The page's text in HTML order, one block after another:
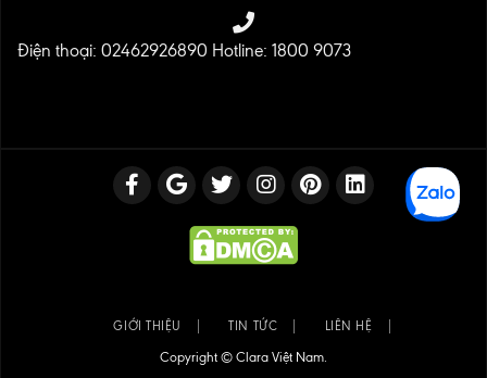
Điện thoại: 02462926890 Hotline: 1800 9073
GIỚI THIỆU TIN TỨC LIÊN HỆ
Copyright © Clara Việt Nam.